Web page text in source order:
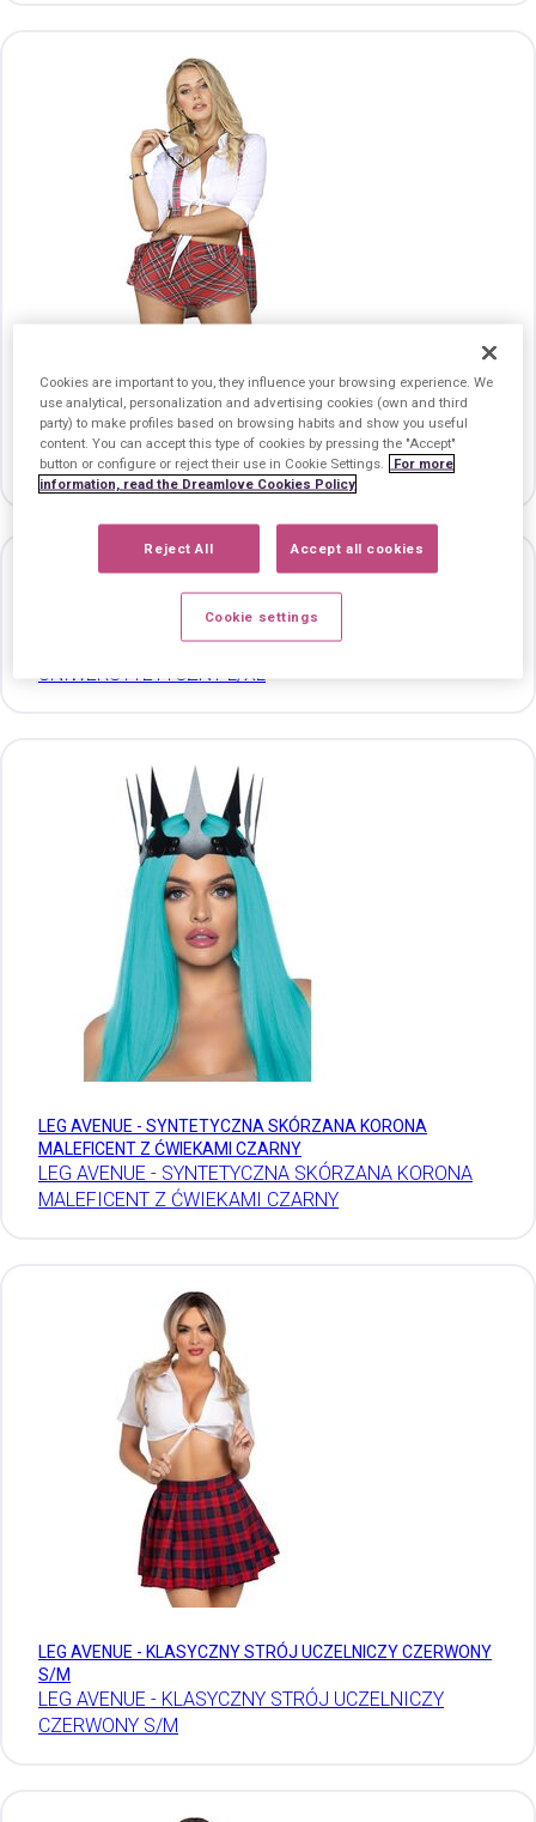
SUBBLIME - DISFRAZ DE COLEGIALA SEXY CON CAMISA S/M
SUBBLIME - SEKSOWNY KOSTIUM UCZENNICE Z
KOSZULKA L/XL
SUBBLIME - DISFRAZ DE UNIVERSITARIA SEXY S/M
SUBBLIME - SEKSOWNY KOSTIUM
UNIWERSYTETYCZNY L/XL
LEG AVENUE - SYNTETYCZNA SKÓRZANA KORONA
MALEFICENT Z ĆWIEKAMI CZARNY
LEG AVENUE - SYNTETYCZNA SKÓRZANA KORONA
MALEFICENT Z ĆWIEKAMI CZARNY
LEG AVENUE - KLASYCZNY STRÓJ UCZELNICZY CZERWONY
S/M
LEG AVENUE - KLASYCZNY STRÓJ UCZELNICZY
CZERWONY S/M
Cookies are important to you, they influence your browsing experience. We
use analytical, personalization and advertising cookies (own and third
party) to make profiles based on browsing habits and show you useful
content. You can accept this type of cookies by pressing the "Accept"
button or configure or reject their use in Cookie Settings.
For more
information, read the Dreamlove Cookies Policy
Reject All Accept all cookies
Cookie settings